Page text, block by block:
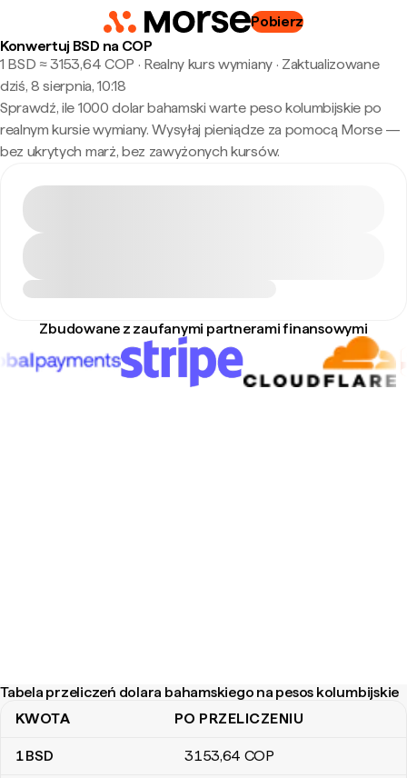
Pobierz
Konwertuj BSD na COP
1 BSD ≈ 3153,64 COP · Realny kurs wymiany· Zaktualizowane
dziś, 8 sierpnia, 10:18
Sprawdź, ile 1000 dolar bahamski warte peso kolumbijskie po
realnym kursie wymiany. Wysyłaj pieniądze za pomocą Morse —
bez ukrytych marż, bez zawyżonych kursów.
Zbudowane z zaufanymi partnerami finansowymi
Tabela przeliczeń dolara bahamskiego na pesos kolumbijskie
Tabela przeliczeń dolara bahamskiego na pesos kolumbijskie
KWOTA PO PRZELICZENIU
1BSD 3153,64 COP